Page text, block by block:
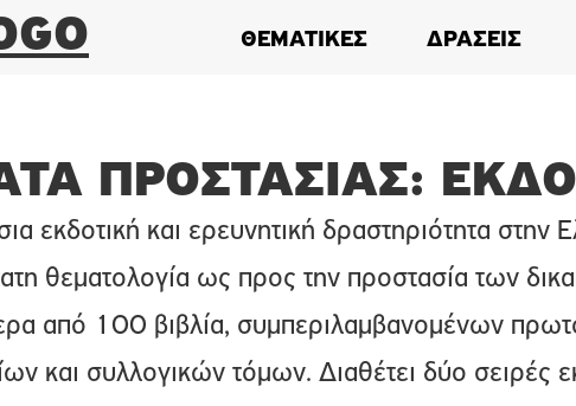
ΘΕΜΑΤΙΚΕΣ ΔΡΑΣΕΙΣ
ΠΡΟΣΤΑΣΙΑΣ:
εκδοτική και ερευνητική δραστηριότητα στην
θεματολογία ως προς την προστασία των
από 100 βιβλία, συμπεριλαμβανομένων
και συλλογικών τόμων. Διαθέτει δύο σειρές